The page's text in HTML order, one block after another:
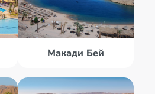
Макади Бей